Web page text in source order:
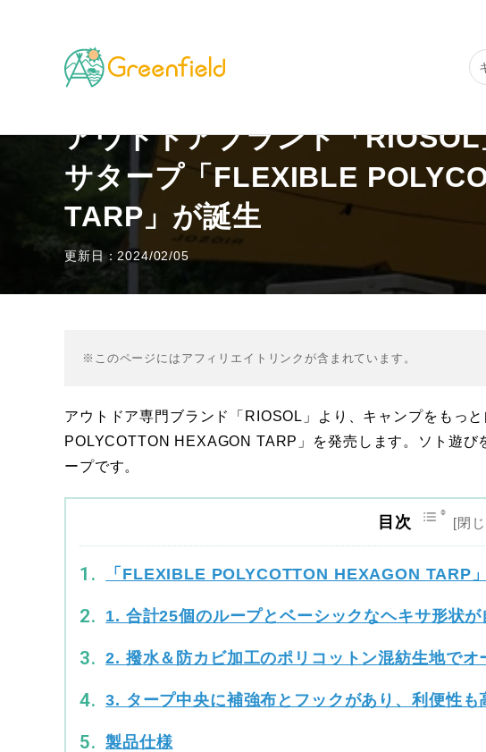
TOP キャンプのフィールド アウトドアブランド「RIOSOL」から
アウトドアブランド「
サタープ「FLEXIBLE
TARP」が誕生
更新日：2024/02/05
※このページにはアフィリエイトリンクが含まれています。
アウトドア専門ブランド「RIOSOL」より、キャンプをもっ
POLYCOTTON HEXAGON TARP」を発売します。ソト遊
ープです。
目次
「FLEXIBLE POLYCOTTON HEXAGON TARP
1. 合計25個のループとベーシックなヘキサ形状
2. 撥水＆防カビ加工のポリコットン混紡生地でオ
3. タープ中央に補強布とフックがあり、利便性も
製品仕様